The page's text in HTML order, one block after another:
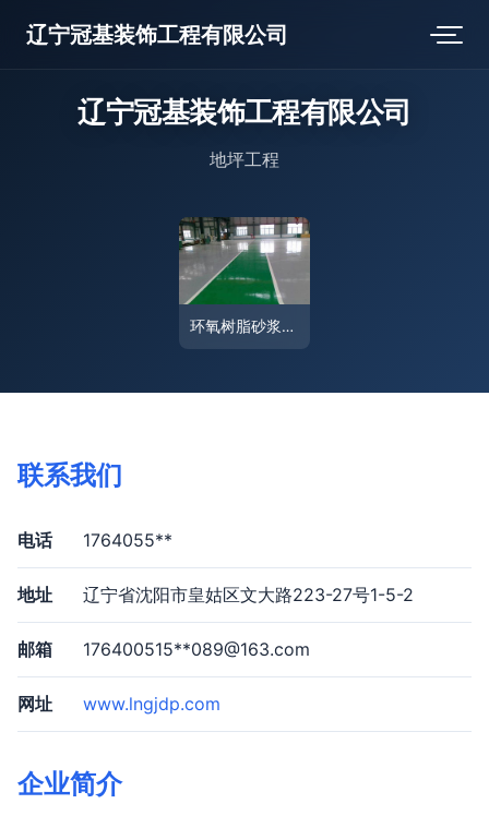
辽宁冠基装饰工程有限公司
辽宁冠基装饰工程有限公司
地坪工程
环氧树脂砂浆自流平地坪工程施工技术与优势解析
联系我们
电话 1764055**
地址 辽宁省沈阳市皇姑区文大路223-27号1-5-2
邮箱 176400515**089@163.com
网址 www.lngjdp.com
企业简介